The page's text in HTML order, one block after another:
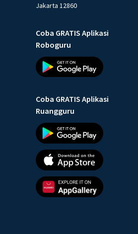
Jakarta 12860
Coba GRATIS Aplikasi
Roboguru
Coba GRATIS Aplikasi
Ruangguru